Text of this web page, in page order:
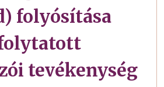
folyósítása
tevékenység